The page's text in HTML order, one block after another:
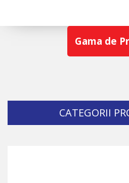
Gama de
CATEGORII